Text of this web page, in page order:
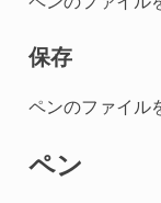
保存
ペンのファイル
ペン